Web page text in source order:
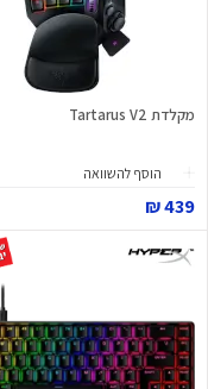
מקלדת Tartarus V2
הוסף להשוואה
439 ₪